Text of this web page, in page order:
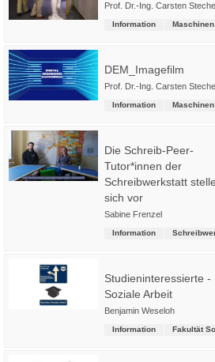
Prof. Dr.-Ing. Carsten
Information
DEM_Imagefilm
Prof. Dr.-Ing. Carsten
Information
Die Schreib-Peer-
Tutor*innen der
Schreibwerkstatt
sich vor
Sabine Frenzel
Information
Studieninteressierte -
Soziale Arbeit
Benjamin Weseloh
Information